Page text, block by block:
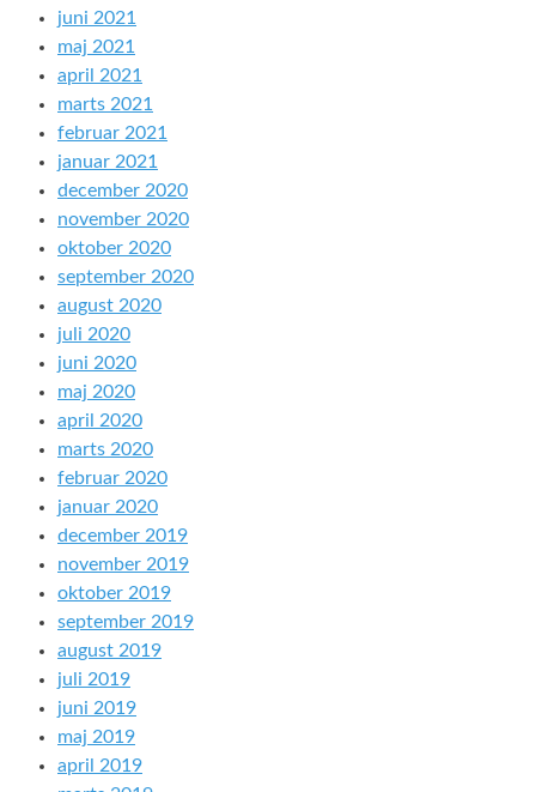
juni 2021
maj 2021
april 2021
marts 2021
februar 2021
januar 2021
december 2020
november 2020
oktober 2020
september 2020
august 2020
juli 2020
juni 2020
maj 2020
april 2020
marts 2020
februar 2020
januar 2020
december 2019
november 2019
oktober 2019
september 2019
august 2019
juli 2019
juni 2019
maj 2019
april 2019